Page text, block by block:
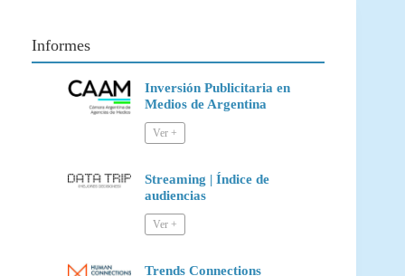
Informes
Inversión Publicitaria en
Medios de Argentina
Streaming | Índice de
audiencias
Trends Connections